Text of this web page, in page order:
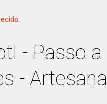
- Passo
-